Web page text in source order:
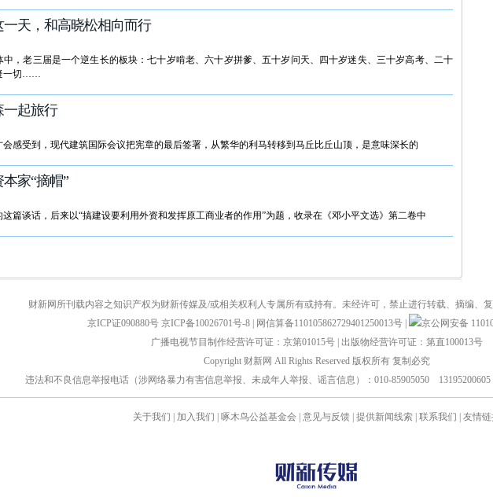
一天，和高晓松相向而行
中，老三届是一个逆生长的板块：七十岁啃老、六十岁拼爹、五十岁问天、四十岁迷失、三十岁高考、二十
一切……
一起旅行
会感受到，现代建筑国际会议把宪章的最后签署，从繁华的利马转移到马丘比丘山顶，是意味深长的
家“摘帽”
篇谈话，后来以“搞建设要利用外资和发挥原工商业者的作用”为题，收录在《邓小平文选》第二卷中
财新网所刊载内容之知识产权为财新传媒及/或相关权利人专属所有或持有。未经许可，禁止进行转载、摘编、复
京ICP证090880号 京ICP备10026701号-8 网信算备110105862729401250013号
京公网安备
广播电视节目制作经营许可证：京第01015号 出版物经营许可证：第直100013号
Copyright 财新网 All Rights Reserved 版权所有 复制必究
违法和不良信息举报电话（涉网络暴力有害信息举报、未成年人举报、谣言信息）：010-85905050 13195200605
关于我们 加入我们 啄木鸟公益基金会 意见与反馈 提供新闻线索 联系我们 友情